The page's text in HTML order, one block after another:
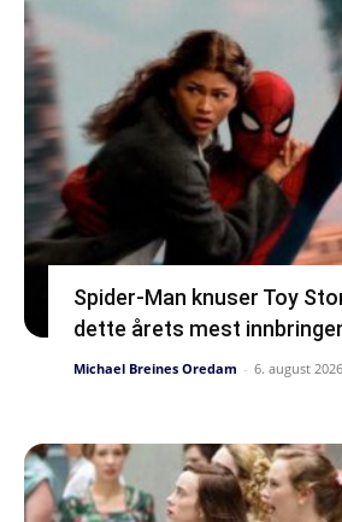
Spider-Man knuser Toy
dette årets mest
Michael Breines Oredam - 6. august 2026